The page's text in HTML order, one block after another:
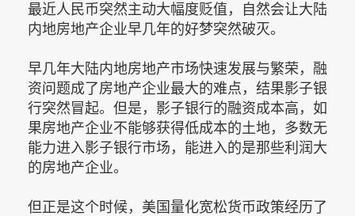
最近人民币突然主动大幅度贬值，自然会让大陆
内地房地产企业早几年的好梦突然破灭。
早几年大陆内地房地产市场快速发展与繁荣，融
资问题成了房地产企业最大的难点，结果影子银
行突然冒起。但是，影子银行的融资成本高，如
果房地产企业不能够获得低成本的土地，多数无
能力进入影子银行市场，能进入的是那些利润大
的房地产企业。
但正是这个时候，美国量化宽松货币政策经历了